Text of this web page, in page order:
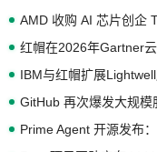
红帽在2026年Gartner
GitHub 再次爆发大规模